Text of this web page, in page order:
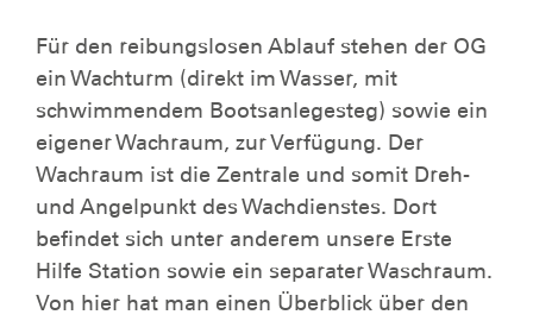
Für den reibungslosen Ablauf stehen der OG
ein Wachturm (direkt im Wasser, mit
schwimmendem Bootsanlegesteg) sowie ein
eigener Wachraum, zur Verfügung. Der
Wachraum ist die Zentrale und somit Dreh-
und Angelpunkt des Wachdienstes. Dort
befindet sich unter anderem unsere Erste
Hilfe Station sowie ein separater Waschraum.
Von hier hat man einen Überblick über den